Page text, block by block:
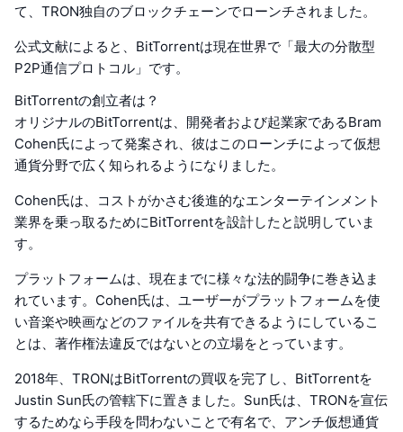
て、TRON独自のブロックチェーンでローンチされました。
公式文献によると、BitTorrentは現在世界で「最大の分散型
P2P通信プロトコル」です。
BitTorrentの創立者は？
オリジナルのBitTorrentは、開発者および起業家であるBram
Cohen氏によって発案され、彼はこのローンチによって仮想
通貨分野で広く知られるようになりました。
Cohen氏は、コストがかさむ後進的なエンターテインメント
業界を乗っ取るためにBitTorrentを設計したと説明していま
す。
プラットフォームは、現在までに様々な法的闘争に巻き込ま
れています。Cohen氏は、ユーザーがプラットフォームを使
い音楽や映画などのファイルを共有できるようにしているこ
とは、著作権法違反ではないとの立場をとっています。
2018年、TRONはBitTorrentの買収を完了し、BitTorrentを
Justin Sun氏の管轄下に置きました。Sun氏は、TRONを宣伝
するためなら手段を問わないことで有名で、アンチ仮想通貨